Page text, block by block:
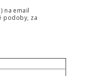
na email
podoby, za